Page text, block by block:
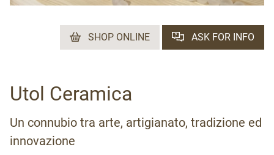
SHOP ONLINE ASK FOR INFO
Utol Ceramica
Un connubio tra arte, artigianato, tradizione ed
innovazione